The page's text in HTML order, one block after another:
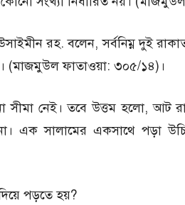
রহ. বলেন, সর্বনিম্ন দুই
(মাজমুউল ফাতাওয়া: ৩০৫/১৪)।
সীমা নেই। তবে উত্তম হলাে, আট
এক সালামের একসাথে পড়া
পড়তে হয়?